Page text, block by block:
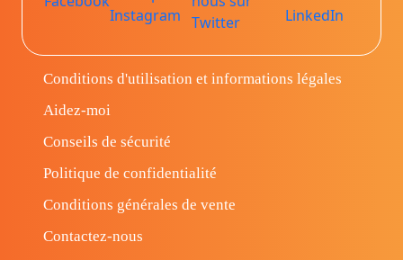
Conditions d'utilisation et informations légales
Aidez-moi
Conseils de sécurité
Politique de confidentialité
Conditions générales de vente
Contactez-nous